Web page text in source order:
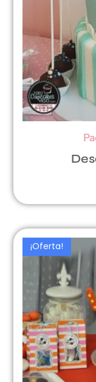
¡Oferta!